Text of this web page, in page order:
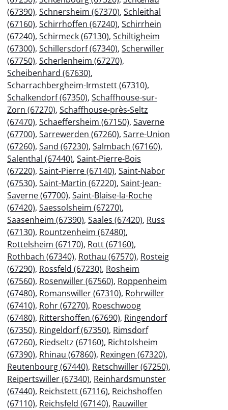
(67390), Schnersheim (67370), Schleithal
(67160), Schirrhoffen (67240), Schirrhein
(67240), Schirmeck (67130), Schiltigheim
(67300), Schillersdorf (67340), Scherwiller
(67750), Scherlenheim (67270),
Scheibenhard (67630),
Scharrachbergheim-Irmstett (67310),
Schalkendorf (67350), Schaffhouse-sur-
Zorn (67270), Schaffhouse-près-Seltz
(67470), Schaeffersheim (67150), Saverne
(67700), Sarrewerden (67260), Sarre-Union
(67260), Sand (67230), Salmbach (67160),
Salenthal (67440), Saint-Pierre-Bois
(67220), Saint-Pierre (67140), Saint-Nabor
(67530), Saint-Martin (67220), Saint-Jean-
Saverne (67700), Saint-Blaise-la-Roche
(67420), Saessolsheim (67270),
Saasenheim (67390), Saales (67420), Russ
(67130), Rountzenheim (67480),
Rottelsheim (67170), Rott (67160),
Rothbach (67340), Rothau (67570), Rosteig
(67290), Rossfeld (67230), Rosheim
(67560), Rosenwiller (67560), Roppenheim
(67480), Romanswiller (67310), Rohrwiller
(67410), Rohr (67270), Roeschwoog
(67480), Rittershoffen (67690), Ringendorf
(67350), Ringeldorf (67350), Rimsdorf
(67260), Riedseltz (67160), Richtolsheim
(67390), Rhinau (67860), Rexingen (67320),
Reutenbourg (67440), Retschwiller (67250),
Reipertswiller (67340), Reinhardsmunster
(67440), Reichstett (67116), Reichshoffen
(67110), Reichsfeld (67140), Rauwiller